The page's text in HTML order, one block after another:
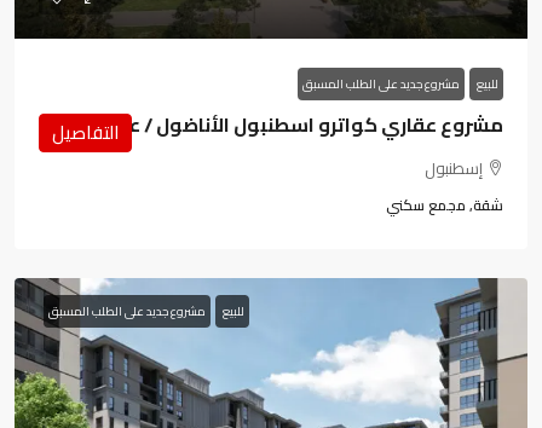
للبيع مشروع جديد على الطلب المسبق
مشروع عقاري كواترو اسطنبول الأناضول / عمرانية
إسطنبول
شقة, مجمع سكني
التفاصيل
للبيع مشروع جديد على الطلب المسبق